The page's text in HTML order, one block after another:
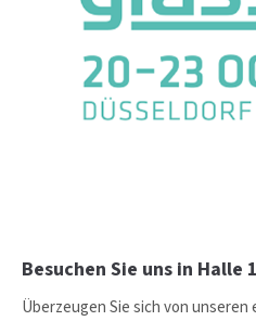
Lorem ipsum dolor sit amet:
24h/ 365days
Get in touch
Besuchen Sie uns in Halle
Überzeugen Sie sich von